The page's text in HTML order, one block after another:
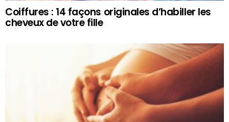
Coiffures : 14 façons originales d’habiller les
cheveux de votre fille